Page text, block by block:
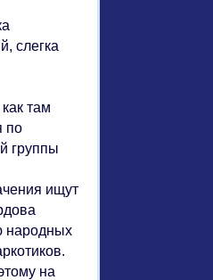
слегка
там
по
группы
ищут
народных
на